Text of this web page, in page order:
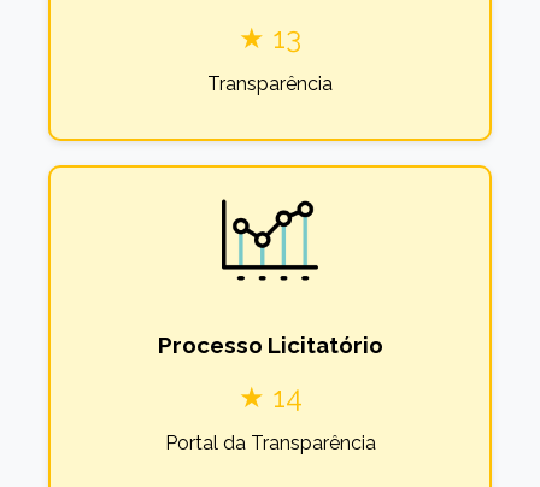
★ 13
Transparência
Processo Licitatório
★ 14
Portal da Transparência